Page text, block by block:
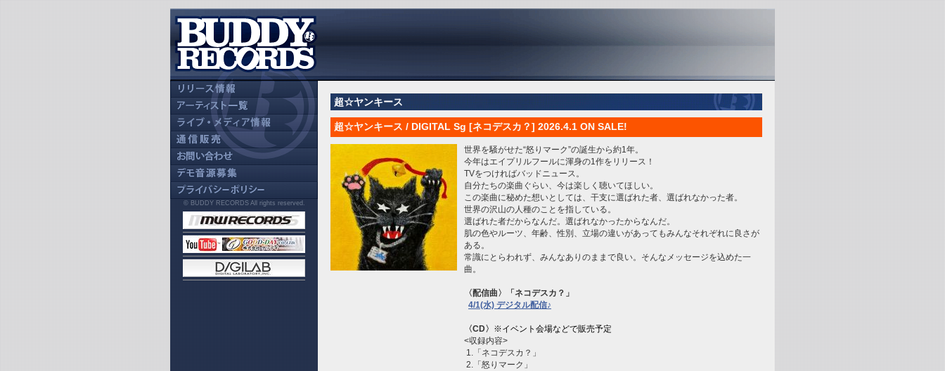
超☆ヤンキース
超☆ヤンキース / DIGITAL Sg [ネコデスカ？] 2026.4.1 ON SALE!
世界を騒がせた“怒りマーク”の誕生から約1年。
今年はエイプリルフールに渾身の1作をリリース！
TVをつければバッドニュース。
自分たちの楽曲ぐらい、今は楽しく聴いてほしい。
この楽曲に秘めた想いとしては、干支に選ばれた者、選ばれなかった者。
世界の沢山の人種のことを指している。
選ばれた者だからなんだ。選ばれなかったからなんだ。
肌の色やルーツ、年齢、性別、立場の違いがあってもみんなそれぞれに良さが
ある。
常識にとらわれず、みんなありのままで良い。そんなメッセージを込めた一
曲。
〈配信曲〉「ネコデスカ？」
4/1(水) デジタル配信♪
〈CD〉 ※イベント会場などで販売予定
<収録内容>
1.「ネコデスカ？」
2.「怒りマーク」
© BUDDY RECORDS All rights reserved.